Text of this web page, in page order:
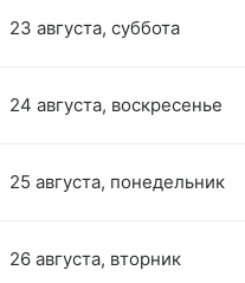
23 августа, суббота
24 августа, воскресенье
25 августа, понедельник
26 августа, вторник